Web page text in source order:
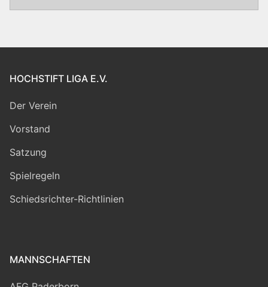
HOCHSTIFT LIGA E.V.
Der Verein
Vorstand
Satzung
Spielregeln
Schiedsrichter-Richtlinien
MANNSCHAFTEN